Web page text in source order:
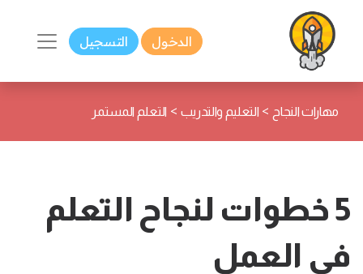
الدخول التسجيل
مهارات النجاح > التعليم والتدريب > التعلم المستمر
5 خطوات لنجاح التعلم
في العمل